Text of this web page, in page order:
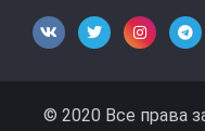
© 2020 Все права